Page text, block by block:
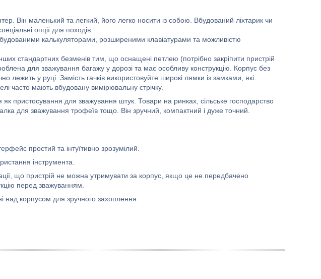
Він маленький та легкий, його легко носити із собою. Вбудований ліхтарик чи
опції для походів.
калькуляторами, розширеними клавіатурами та можливістю
стандартних безменів тим, що оснащені петлею (потрібно закріпити пристрій
для зважування багажу у дорозі та має особливу конструкцію. Корпус без
лежить у руці. Замість гачків використовуйте широкі лямки із замками, які
часто мають вбудовану вимірювальну стрічку.
як пристосування для зважування штук. Товари на ринках, сільське господарство
для зважування трофеїв тощо. Він зручний, компактний і дуже точний.
простий та інтуїтивно зрозумілий.
інструмента.
що пристрій не можна утримувати за корпус, якщо це не передбачено
перед зважуванням.
над корпусом для зручного захоплення.